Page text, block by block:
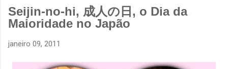
Seijin-no-hi, 成人の日, o Dia da
Maioridade no Japão
janeiro 09, 2011